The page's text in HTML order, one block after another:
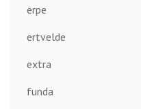
erpe
ertvelde
extra
funda